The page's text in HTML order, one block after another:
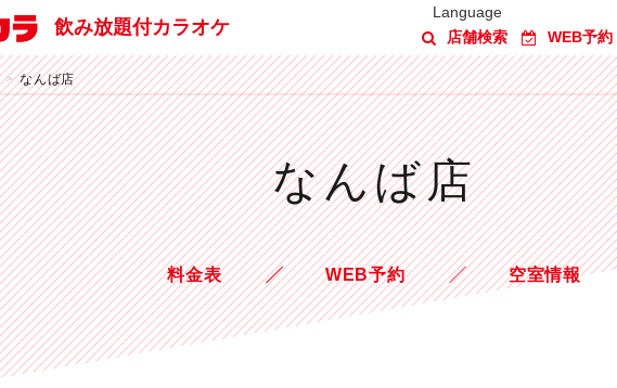
飲み放題付カラオケ
Language
店舗検索
WEB予約
なんば店
なんば店
料金表 WEB予約 空室情報